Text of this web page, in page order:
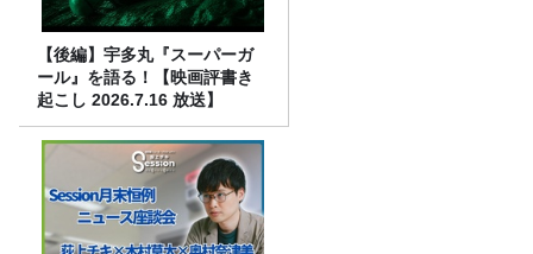
【後編】宇多丸『スーパーガ
ール』を語る！【映画評書き
起こし 2026.7.16 放送】